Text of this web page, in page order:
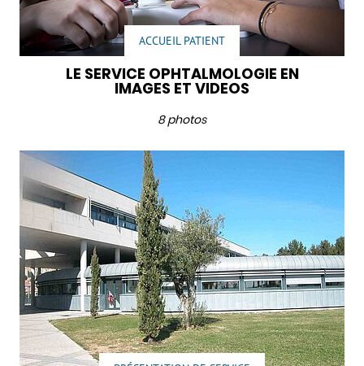
ACCUEIL PATIENT
LE SERVICE OPHTALMOLOGIE EN
IMAGES ET VIDEOS
8 photos